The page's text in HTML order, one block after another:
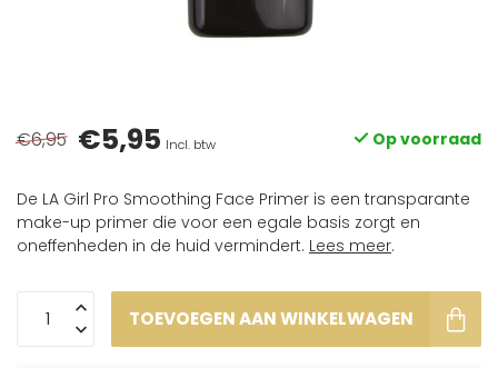
€6,95 €5,95 Incl. btw Op voorraad
De LA Girl Pro Smoothing Face Primer is een transparante
make-up primer die voor een egale basis zorgt en
oneffenheden in de huid vermindert. Lees meer.
TOEVOEGEN AAN WINKELWAGEN